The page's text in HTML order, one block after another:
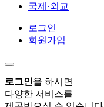
국제·외교
로그인
회원가입
로그인을 하시면
다양한 서비스를